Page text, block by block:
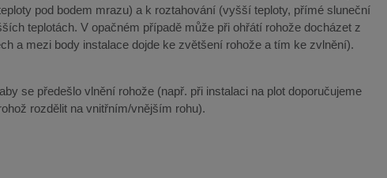
pod bodem mrazu) a k roztahování (vyšší teploty, přímé sluneční
teplotách. V opačném případě může při ohřátí rohože docházet z
a mezi body instalace dojde ke zvětšení rohože a tím ke zvlnění).
se předešlo vlnění rohože (např. při instalaci na plot doporučujeme
rozdělit na vnitřním/vnějším rohu).